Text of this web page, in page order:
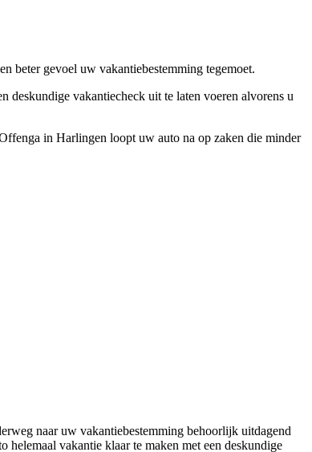
beter gevoel uw vakantiebestemming tegemoet.
deskundige vakantiecheck uit te laten voeren alvorens u
in Harlingen loopt uw auto na op zaken die minder
naar uw vakantiebestemming behoorlijk uitdagend
vakantie klaar te maken met een deskundige